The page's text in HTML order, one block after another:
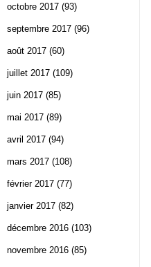
octobre 2017 (93)
septembre 2017 (96)
août 2017 (60)
juillet 2017 (109)
juin 2017 (85)
mai 2017 (89)
avril 2017 (94)
mars 2017 (108)
février 2017 (77)
janvier 2017 (82)
décembre 2016 (103)
novembre 2016 (85)